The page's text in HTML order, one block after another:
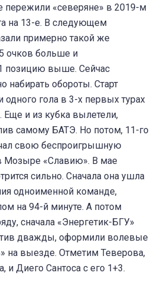
пережили «северяне» в 2019-м
на 13-е. В следующем
примерно такой же
очков больше и
позицию выше. Сейчас
набирать обороты. Старт
гола в 3-х первых турах
Еще и из кубка вылетели,
самому БАТЭ. Но потом, 11-го
свою беспроигрышную
Мозыре «Славию». В мае
сильно. Сначала она ушла
одноименной команде,
на 94-й минуте. А потом
сначала «Энергетик-БГУ»
дважды, оформили волевые
на выезде. Отметим Теверова,
и Диего Сантоса с его 1+3.